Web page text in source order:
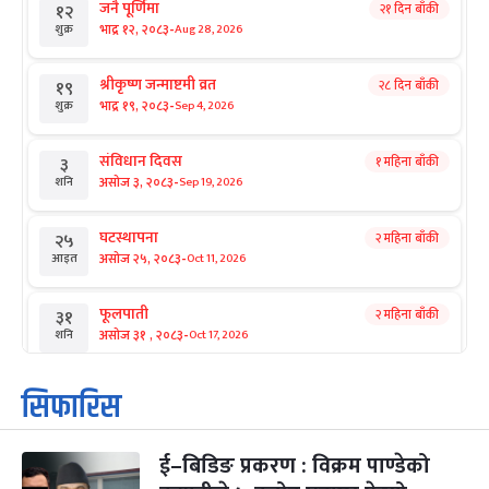
१२
शुक्र
जनै पूर्णिमा
भाद्र १२, २०८३-Aug 28, 2026
२१ दिन बाँकी
१९
शुक्र
श्रीकृष्ण जन्माष्टमी व्रत
भाद्र १९, २०८३-Sep 4, 2026
२८ दिन बाँकी
३
शनि
संविधान दिवस
असोज ३, २०८३-Sep 19, 2026
१ महिना बाँकी
२५
आइत
घटस्थापना
असोज २५, २०८३-Oct 11, 2026
२ महिना बाँकी
३१
शनि
फूलपाती
असोज ३१ , २०८३-Oct 17, 2026
२ महिना बाँकी
१
आइत
कार्तिक सङ्क्रान्ति
कार्तिक १, २०८३
३ महानवमी २ महिना बाँकी
सिफारिस
ई–बिडिङ प्रकरण : विक्रम पाण्डेको